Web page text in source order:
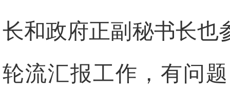
长和政府正副秘书长也
轮流汇报工作，有问